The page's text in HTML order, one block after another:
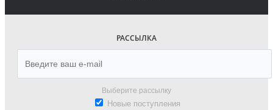
РАССЫЛКА
Выберите рассылку
Новые поступления